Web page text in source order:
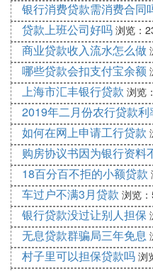
银行消费贷款需消费合同
贷款上班公司好吗 浏览：
商业贷款收入流水怎么做
哪些贷款会扣支付宝余额
上海市汇丰银行贷款 浏览
2019年二月份农行贷款利
如何在网上申请工行贷款
购房协议书因为银行资料
18百分百不拒的小额贷款
车过户不满3月贷款 浏览
银行贷款没过让别人担保
无息贷款群骗局三年免息
村子里可以担保贷款吗 浏